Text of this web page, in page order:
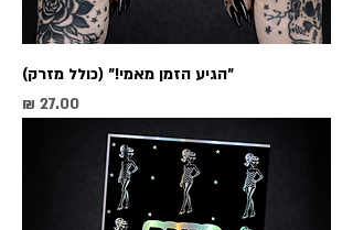
״הגיע הזמן מאמי!״ (כולל מזרק)
מחיר